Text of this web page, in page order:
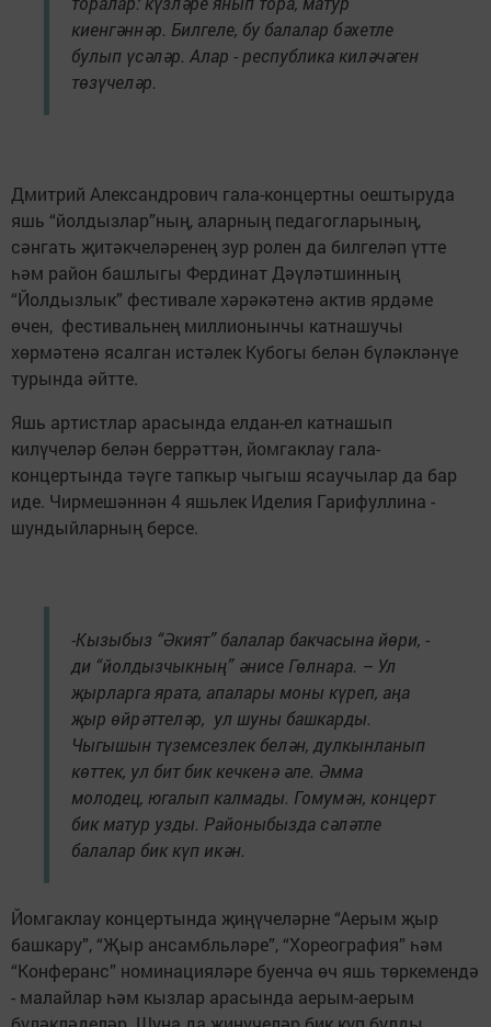
киенгәннәр. Билгеле, бу балалар бәхетле
булып үсәләр. Алар - республика киләчәген
төзүчеләр.
Дмитрий Александрович гала-концертны оештыруда
яшь “йолдызлар”ның, аларның педагогларының,
сәнгать җитәкчеләренең зур ролен да билгеләп үтте
һәм район башлыгы Фердинат Дәүләтшинның
“Йолдызлык” фестивале хәрәкәтенә актив ярдәме
өчен, фестивальнең миллионынчы катнашучы
хөрмәтенә ясалган истәлек Кубогы белән бүләкләнүе
турында әйтте.
Яшь артистлар арасында елдан-ел катнашып
килүчеләр белән беррәттән, йомгаклау гала-
концертында тәүге тапкыр чыгыш ясаучылар да бар
иде. Чирмешәннән 4 яшьлек Иделия Гарифуллина -
шундыйларның берсе.
-Кызыбыз “Әкият” балалар бакчасына йөри, -
ди “йолдызчыкның” әнисе Гөлнара. – Ул
җырларга ярата, апалары моны күреп, аңа
җыр өйрәттеләр, ул шуны башкарды.
Чыгышын түземсезлек белән, дулкынланып
көттек, ул бит бик кечкенә әле. Әмма
молодец, югалып калмады. Гомумән, концерт
бик матур узды. Районыбызда сәләтле
балалар бик күп икән.
Йомгаклау концертында җиңүчеләрне “Аерым җыр
башкару”, “Җыр ансамбльләре”, “Хореография” һәм
“Конферанс” номинацияләре буенча өч яшь төркемендә
- малайлар һәм кызлар арасында аерым-аерым